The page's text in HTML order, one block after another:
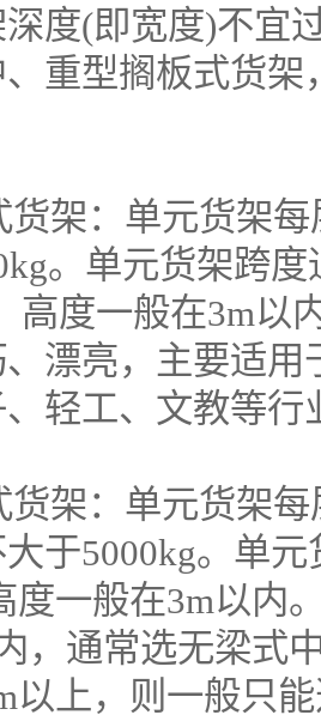
度(即宽度)不宜
重型搁板式货
货架：单元货架
。单元货架跨
高度一般在3m以
漂亮，主要适
轻工、文教等行
货架：单元货架
于5000kg。单
度一般在3m以内
，通常选无梁式
以上，则一般只